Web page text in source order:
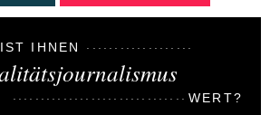
IHNEN
WERT?